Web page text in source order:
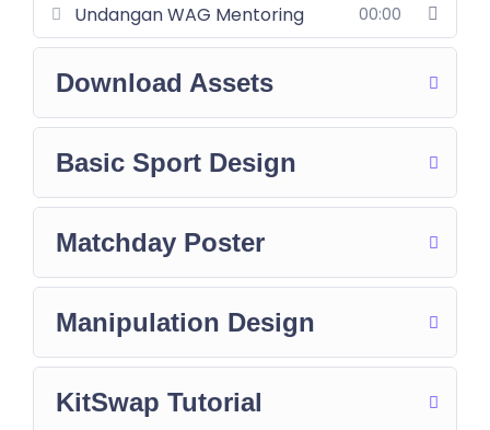
Undangan WAG Mentoring 00:00
Download Assets
Basic Sport Design
Matchday Poster
Manipulation Design
KitSwap Tutorial